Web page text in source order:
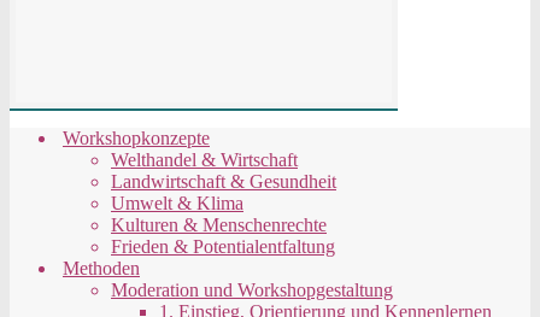
Workshopkonzepte
Welthandel & Wirtschaft
Landwirtschaft & Gesundheit
Umwelt & Klima
Kulturen & Menschenrechte
Frieden & Potentialentfaltung
Methoden
Moderation und Workshopgestaltung
1. Einstieg, Orientierung und Kennenlernen